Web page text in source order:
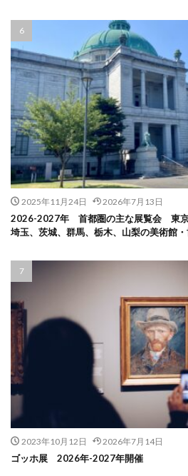
2025年11月24日 2026年7月13日
2026-2027年 首都圏の主な展覧会 東京
埼玉、茨城、群馬、栃木、山梨の美術館・
2023年10月12日 2026年7月14日
ゴッホ展 2026年-2027年開催